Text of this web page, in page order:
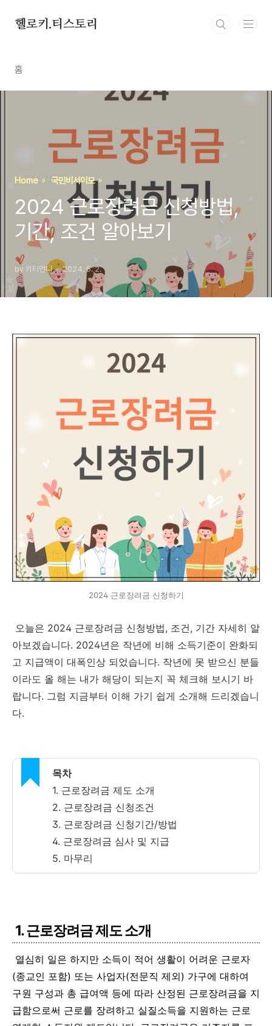
헬로키.티스토리
홈
Home 국민비서이모
2024 근로장려금 신청방법,
기간, 조건 알아보기
by 키티언니 2024. 5. 2.
2024 근로장려금 신청하기
오늘은 2024 근로장려금 신청방법, 조건, 기간 자세히 알
아보겠습니다. 2024년은 작년에 비해 소득기준이 완화되
고 지급액이 대폭인상 되었습니다. 작년에 못 받으신 분들
이라도 올 해는 내가 해당이 되는지 꼭 체크해 보시기 바
랍니다. 그럼 지금부터 이해 가기 쉽게 소개해 드리겠습니
다.
목차
1. 근로장려금 제도 소개
2. 근로장려금 신청조건
3. 근로장려금 신청기간/방법
4. 근로장려금 심사 및 지급
5. 마무리
1. 근로장려금 제도 소개
열심히 일은 하지만 소득이 적어 생활이 어려운 근로자
(종교인 포함) 또는 사업자(전문직 제외) 가구에 대하여
구원 구성과 총 급여액 등에 따라 산정된 근로장려금을 지
급함으로써 근로를 장려하고 실질소득을 지원하는 근로